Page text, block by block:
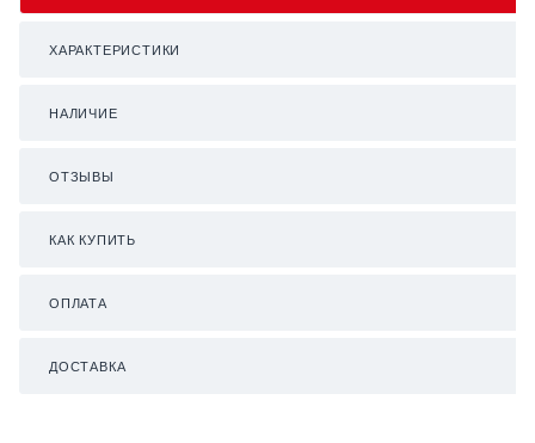
ХАРАКТЕРИСТИКИ
НАЛИЧИЕ
ОТЗЫВЫ
КАК КУПИТЬ
ОПЛАТА
ДОСТАВКА